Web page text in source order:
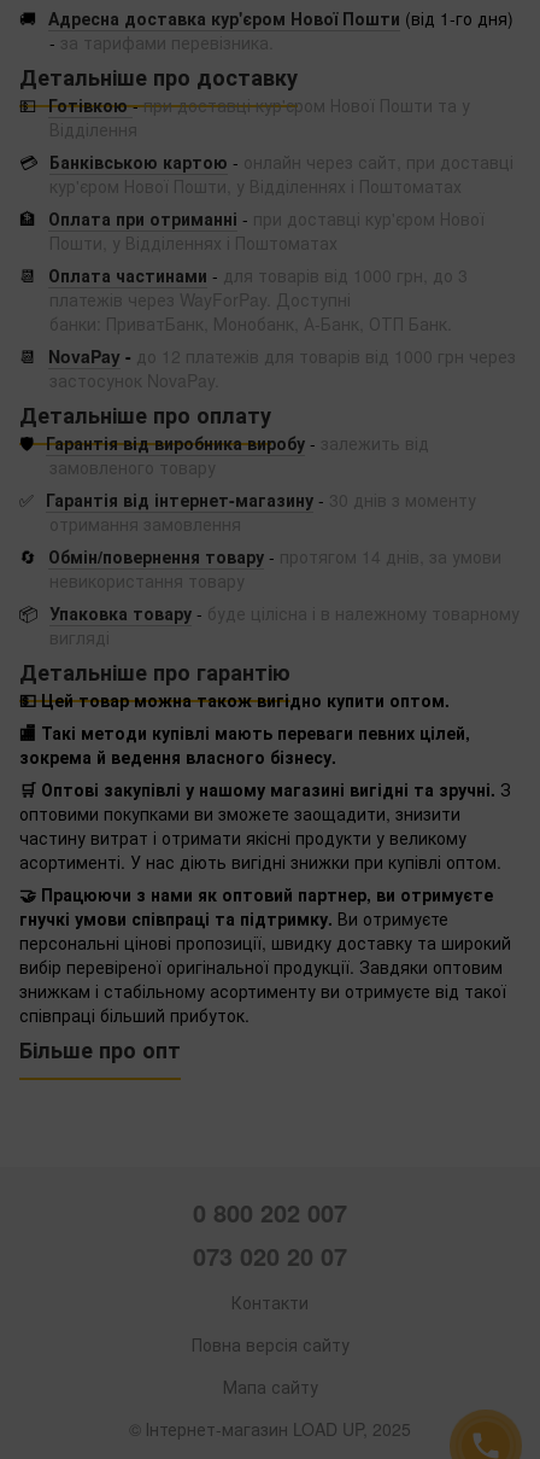
🚚 Адресна доставка кур'єром Нової Пошти (від 1-го дня)
- за тарифами перевізника.
Детальніше про доставку
💵 Готівкою -при доставці кур'єром Нової Пошти та у
Відділення
💳 Банківською картою - онлайн через сайт, при доставці
кур'єром Нової Пошти, у Відділеннях і Поштоматах
🏦
Оплата при отриманні - при доставці кур'єром Нової
Пошти, у Відділеннях і Поштоматах
📆
Оплата частинами - для товарів від 1000 грн, до 3
платежів через WayForPay. Доступні
банки: ПриватБанк, Монобанк, А-Банк, ОТП Банк.
📆
NovaPay - до 12 платежів для товарів від 1000 грн через
застосунок NovaPay.
Детальніше про оплату
🛡️ Гарантія від виробника виробу - залежить від
замовленого товару
✅ Гарантія від інтернет-магазину - 30 днів з моменту
отримання замовлення
🔄
Обмін/повернення товару - протягом 14 днів, за умови
невикористання товару
📦 Упаковка товару - буде цілісна і в належному товарному
вигляді
Детальніше про гарантію
💵 Цей товар можна також вигідно купити оптом.
🏬 Такі методи купівлі мають переваги певних цілей,
зокрема й ведення власного бізнесу.
🛒 Оптові закупівлі у нашому магазині вигідні та зручні. З
оптовими покупками ви зможете заощадити, знизити
частину витрат і отримати якісні продукти у великому
асортименті. У нас діють вигідні знижки при купівлі оптом.
🤝 Працюючи з нами як оптовий партнер, ви отримуєте
гнучкі умови співпраці та підтримку. Ви отримуєте
персональні цінові пропозиції, швидку доставку та широкий
вибір перевіреної оригінальної продукції. Завдяки оптовим
знижкам і стабільному асортименту ви отримуєте від такої
співпраці більший прибуток.
Більше про опт
0 800 202 007
073 020 20 07
Контакти
Повна версія сайту
Мапа сайту
© Інтернет-магазин LOAD UP, 2025